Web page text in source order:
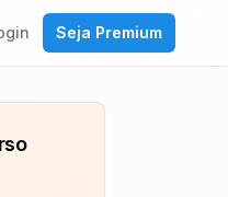
Seja Premium